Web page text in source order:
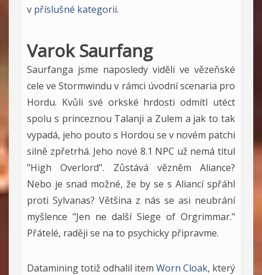
v příslušné kategorii.
Varok Saurfang
Saurfanga jsme naposledy viděli ve vězeňské
cele ve Stormwindu v rámci úvodní scenaria pro
Hordu. Kvůli své orkské hrdosti odmítl utéct
spolu s princeznou Talanji a Zulem a jak to tak
vypadá, jeho pouto s Hordou se v novém patchi
silně zpřetrhá. Jeho nové 8.1 NPC už nemá titul
"High Overlord". Zůstává vězněm Aliance?
Nebo je snad možné, že by se s Aliancí spřáhl
proti Sylvanas? Většina z nás se asi neubrání
myšlence "Jen ne další Siege of Orgrimmar."
Přátelé, raději se na to psychicky připravme.
Datamining totiž odhalil item Worn Cloak, který